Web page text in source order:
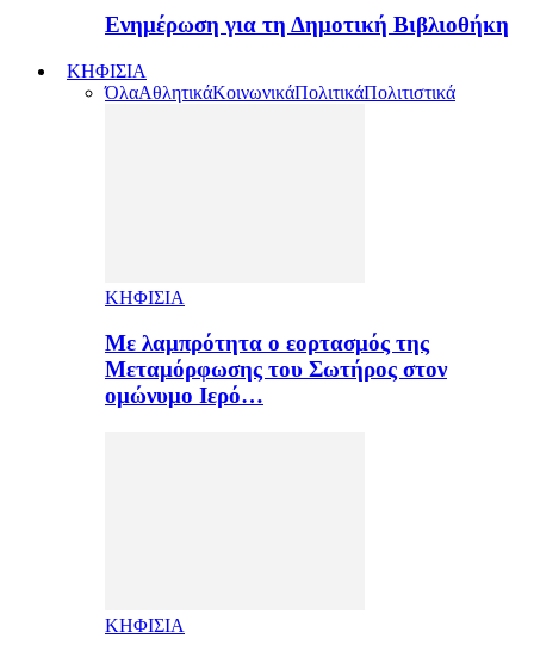
Ενημέρωση για τη Δημοτική Βιβλιοθήκη
ΚΗΦΙΣΙΑ
ΌλαΑθλητικάΚοινωνικάΠολιτικάΠολιτιστικά
ΚΗΦΙΣΙΑ
Με λαμπρότητα ο εορτασμός της
Μεταμόρφωσης του Σωτήρος στον
ομώνυμο Ιερό…
ΚΗΦΙΣΙΑ